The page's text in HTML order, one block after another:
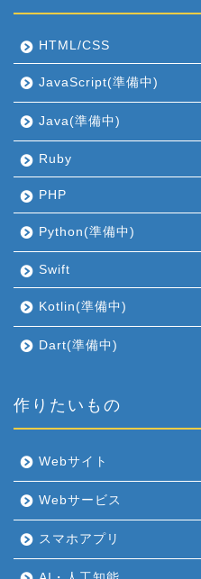
HTML/CSS
JavaScript(準備中)
Java(準備中)
Ruby
PHP
Python(準備中)
Swift
Kotlin(準備中)
Dart(準備中)
作りたいもの
Webサイト
Webサービス
スマホアプリ